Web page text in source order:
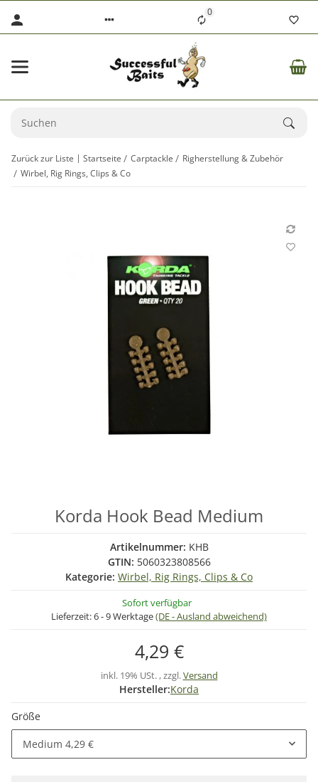
0
Zurück zur Liste Startseite Carptackle
Righerstellung & Zubehör
Wirbel, Rig Rings, Clips & Co
Korda Hook Bead Medium
Artikelnummer: KHB
GTIN: 5060323808566
Kategorie: Wirbel, Rig Rings, Clips & Co
Sofort verfügbar
Lieferzeit:6 - 9 Werktage(DE - Ausland abweichend)
4,29 €
inkl. 19% USt. , zzgl.Versand
Hersteller:Korda
Größe
Medium 4,29 €